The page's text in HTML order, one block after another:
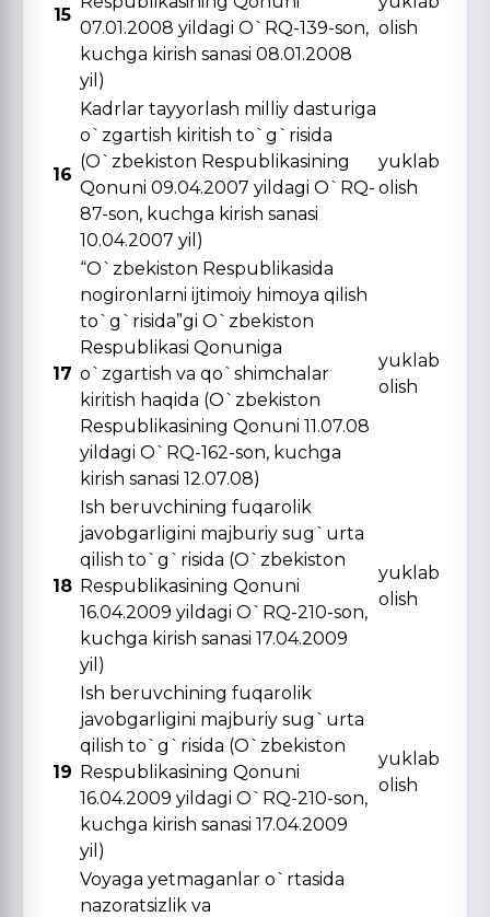
15
07.01.2008 yildagi O`RQ-139-son,
kuchga kirish sanasi 08.01.2008
yil)
olish
16
Kadrlar tayyorlash milliy dasturiga
o`zgartish kiritish to`g`risida
(O`zbekiston Respublikasining
Qonuni 09.04.2007 yildagi O`RQ-
87-son, kuchga kirish sanasi
10.04.2007 yil)
yuklab
olish
17
“O`zbekiston Respublikasida
nogironlarni ijtimoiy himoya qilish
to`g`risida”gi O`zbekiston
Respublikasi Qonuniga
o`zgartish va qo`shimchalar
kiritish haqida (O`zbekiston
Respublikasining Qonuni 11.07.08
yildagi O`RQ-162-son, kuchga
kirish sanasi 12.07.08)
yuklab
olish
18
Ish beruvchining fuqarolik
javobgarligini majburiy sug`urta
qilish to`g`risida (O`zbekiston
Respublikasining Qonuni
16.04.2009 yildagi O`RQ-210-son,
kuchga kirish sanasi 17.04.2009
yil)
yuklab
olish
19
Ish beruvchining fuqarolik
javobgarligini majburiy sug`urta
qilish to`g`risida (O`zbekiston
Respublikasining Qonuni
16.04.2009 yildagi O`RQ-210-son,
kuchga kirish sanasi 17.04.2009
yil)
yuklab
olish
Voyaga yetmaganlar o`rtasida
nazoratsizlik va